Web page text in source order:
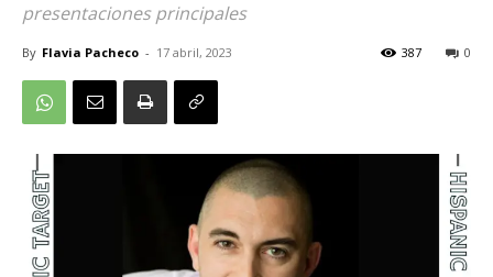
presentaciones principales
By Flavia Pacheco - 17 abril, 2023 0
387